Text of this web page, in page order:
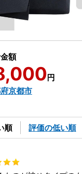
額
円
京都市
順 評価の低い順